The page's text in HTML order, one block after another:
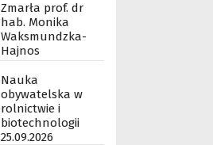
Zmarła prof. dr
hab. Monika
Waksmundzka-
Hajnos
Nauka
obywatelska w
rolnictwie i
biotechnologii
25.09.2026